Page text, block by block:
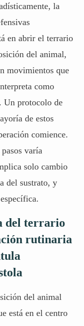
la
en abrir el terrario
del animal,
movimientos que
como
Un protocolo de
de estos
comience.
varía
solo cambio
del sustrato, y
del terrario
rutinaria
del animal
está en el centro